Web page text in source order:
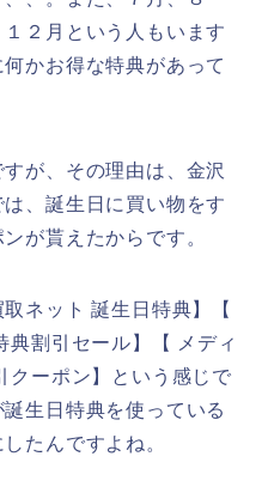
２月という人もいます
かお得な特典があって
が、その理由は、金沢
、誕生日に買い物をす
が貰えたからです。
ネット 誕生日特典】【
典割引セール】【 メディ
クーポン】という感じで
生日特典を使っている
たんですよね。